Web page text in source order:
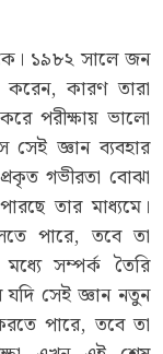
১৯৮২ সালে জন
কারণ তারা
পরীক্ষায় ভালো
জ্ঞান ব্যবহার
গভীরতা বোঝা
তার মাধ্যমে।
পারে, তবে তা
সম্পর্ক তৈরি
সেই জ্ঞান নতুন
পারে, তবে তা